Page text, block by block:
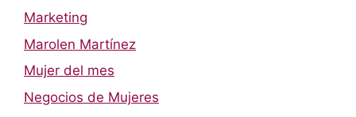
Marketing
Marolen Martínez
Mujer del mes
Negocios de Mujeres